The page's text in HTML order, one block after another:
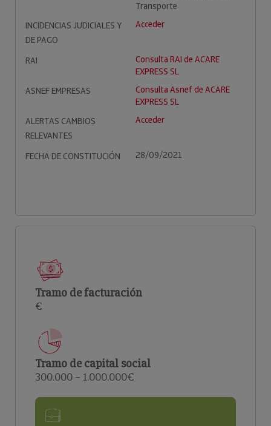
Transporte
INCIDENCIAS JUDICIALES Y
DE PAGO
Acceder
RAI
Consulta RAI de ACARE
EXPRESS SL
ASNEF EMPRESAS
Consulta Asnef de ACARE
EXPRESS SL
ALERTAS CAMBIOS
RELEVANTES
Acceder
FECHA DE CONSTITUCIÓN 28/09/2021
Tramo de facturación
€
Tramo de capital social
300.000 – 1.000.000€